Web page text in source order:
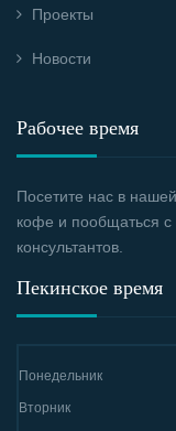
Проекты
Новости
Рабочее время
Посетите нас в
кофе и пообщаться с
консультантов.
Пекинское время
Понедельник
Вторник